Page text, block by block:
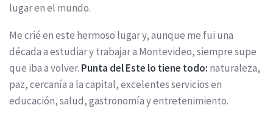
lugar en el mundo.
Me crié en este hermoso lugar y, aunque me fui una
década a estudiar y trabajar a Montevideo, siempre supe
que iba a volver. Punta del Este lo tiene todo: naturaleza,
paz, cercanía a la capital, excelentes servicios en
educación, salud, gastronomía y entretenimiento.